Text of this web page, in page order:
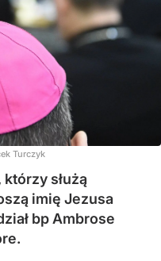
Turczyk
służą
imię Jezusa
bp Ambrose